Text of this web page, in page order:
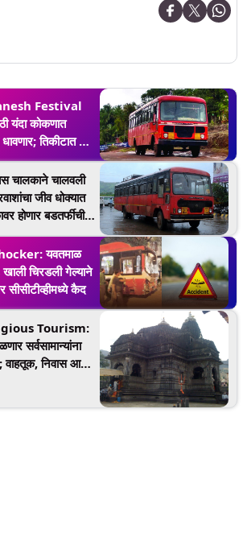
Festival
यंदा कोकणात
तिकीटात 50
चालकाने चालवली
जीव धोक्यात
होणार बडतर्फीची
यवतमाळ
चिरडली गेल्याने
सीसीटीव्हीमध्ये कैद
Tourism:
सर्वसामान्यांना
वाहतूक, निवास आणि